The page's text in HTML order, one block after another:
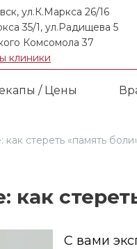
ул.К.Маркса 26/16
35/1, ул.Радищева 5
Комсомола 37
клиники
/ Цены
стереть «память
С вами